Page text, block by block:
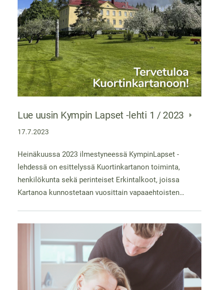
Lue uusin Kympin Lapset -lehti 1 / 2023
17.7.2023
Heinäkuussa 2023 ilmestyneessä KympinLapset -
lehdessä on esittelyssä Kuortinkartanon toiminta,
henkilökunta sekä perinteiset Erkintalkoot, joissa
Kartanoa kunnostetaan vuosittain vapaaehtoisten…